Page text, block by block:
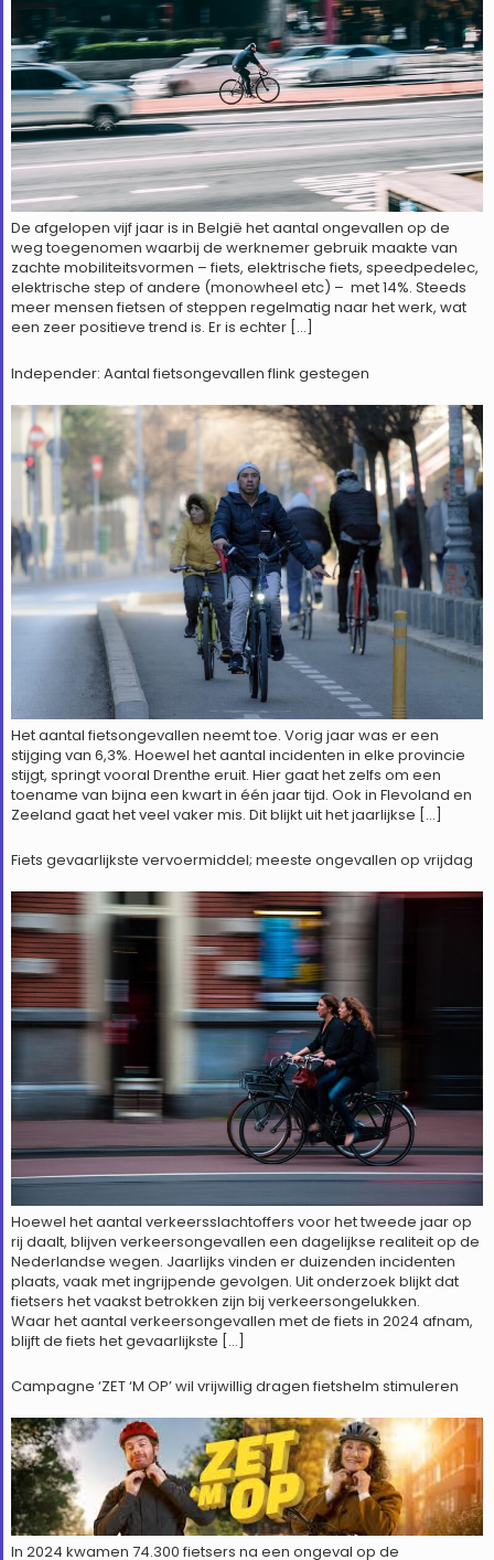
De afgelopen vijf jaar is in België het aantal ongevallen op de
weg toegenomen waarbij de werknemer gebruik maakte van
zachte mobiliteitsvormen – fiets, elektrische fiets, speedpedelec,
elektrische step of andere (monowheel etc) – met 14%. Steeds
meer mensen fietsen of steppen regelmatig naar het werk, wat
een zeer positieve trend is. Er is echter […]
Independer: Aantal fietsongevallen flink gestegen
Het aantal fietsongevallen neemt toe. Vorig jaar was er een
stijging van 6,3%. Hoewel het aantal incidenten in elke provincie
stijgt, springt vooral Drenthe eruit. Hier gaat het zelfs om een
toename van bijna een kwart in één jaar tijd. Ook in Flevoland en
Zeeland gaat het veel vaker mis. Dit blijkt uit het jaarlijkse […]
Fiets gevaarlijkste vervoermiddel; meeste ongevallen op vrijdag
Hoewel het aantal verkeersslachtoffers voor het tweede jaar op
rij daalt, blijven verkeersongevallen een dagelijkse realiteit op de
Nederlandse wegen. Jaarlijks vinden er duizenden incidenten
plaats, vaak met ingrijpende gevolgen. Uit onderzoek blijkt dat
fietsers het vaakst betrokken zijn bij verkeersongelukken.
Waar het aantal verkeersongevallen met de fiets in 2024 afnam,
blijft de fiets het gevaarlijkste […]
Campagne ‘ZET ‘M OP’ wil vrijwillig dragen fietshelm stimuleren
In 2024 kwamen 74.300 fietsers na een ongeval op de